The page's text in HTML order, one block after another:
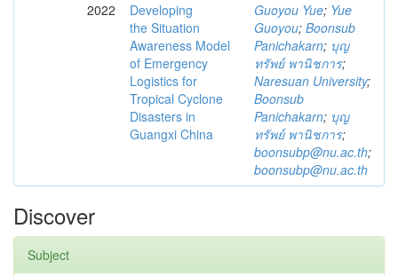
2022
Developing
the Situation
Awareness Model
of Emergency
Logistics for
Tropical Cyclone
Disasters in
Guangxi China
Guoyou Yue; Yue
Guoyou; Boonsub
Panichakarn; บุญ
ทรัพย์ พานิชการ;
Naresuan University;
Boonsub
Panichakarn; บุญ
ทรัพย์ พานิชการ;
boonsubp@nu.ac.th;
boonsubp@nu.ac.th
Discover
Subject